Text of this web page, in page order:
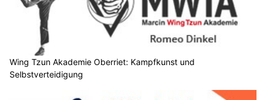
Wing Tzun Akademie Oberriet: Kampfkunst und
Selbstverteidigung